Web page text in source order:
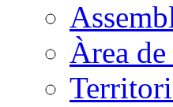
Àrea